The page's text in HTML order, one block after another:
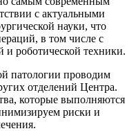
с актуальными
науки, что
в том числе с
и роботической техники.
патологии проводим
отделений Центра.
которые выполняются
риски и